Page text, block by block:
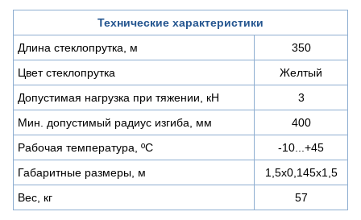
Технические характеристики
Длина стеклопрутка, м
350
Цвет стеклопрутка
Желтый
Допустимая нагрузка при тяжении, кН
3
Мин. допустимый радиус изгиба, мм
400
Рабочая температура, ºС
-10...+45
Габаритные размеры, м
1,5х0,145х1,5
Вес, кг
57